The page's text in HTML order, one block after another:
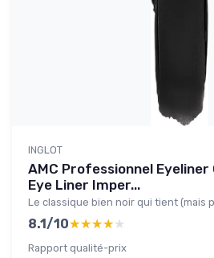
INGLOT
AMC Professionnel
Eye Liner Imper...
Le classique bien noir qui tient (mais
8.1/10★★★★★
★★★★★
Rapport qualité-prix